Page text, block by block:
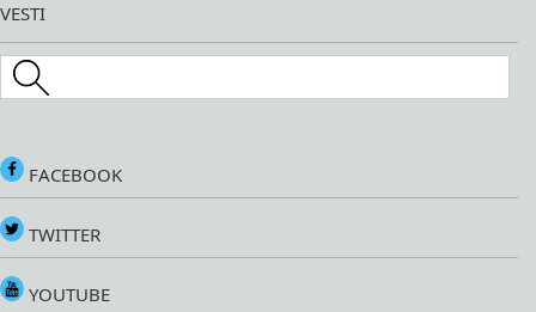
VESTI
Search this site
FACEBOOK
TWITTER
YOUTUBE